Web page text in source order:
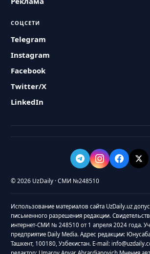
СОЦСЕТИ
Telegram
Instagram
Facebook
Twitter/X
LinkedIn
© 2026 UzDaily · СМИ №248510
Использование материалов сайта UzDaily.uz
письменного разрешения редакции.
интернет-СМИ № 248510 от 1 апреля 2024 года.
предприятие Daily Media. Адрес редакции:
Ташкент, 100180, Узбекистан. E-mail: